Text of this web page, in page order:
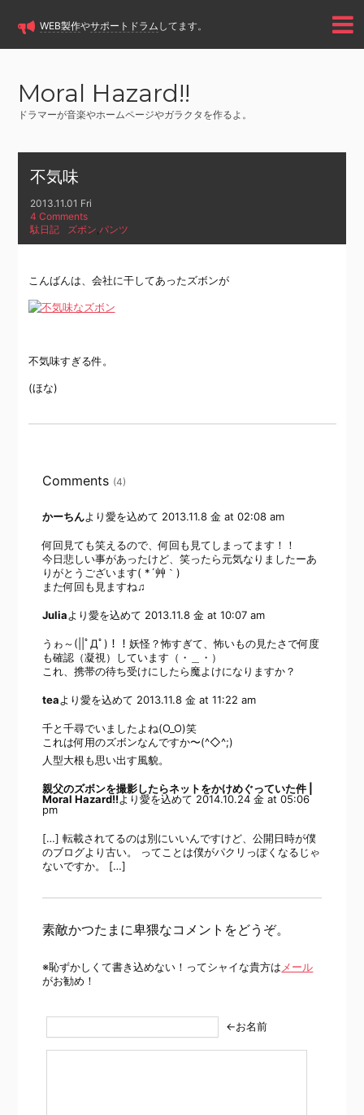
WEB製作やサポートドラム してます。
Moral Hazard!!
ドラマーが音楽やホームページやガラクタを作るよ。
不気味
2013.11.01 Fri
4 Comments
駄日記
ズボン,パンツ
こんばんは、会社に干してあったズボンが
不気味すぎる件。
(ほな)
Comments (4)
かーちんより愛を込めて 2013.11.8 金 at 02:08 am
何回見ても笑えるので、何回も見てしまってます！！
今日悲しい事があったけど、笑ったら元気なりましたーあ
りがとうございます( *´艸｀)
また何回も見ますね♫
Juliaより愛を込めて 2013.11.8 金 at 10:07 am
うゎ～(||ﾟДﾟ)！！妖怪？怖すぎて、怖いもの見たさで何度
も確認（凝視）しています（・＿・）
これ、携帯の待ち受けにしたら魔よけになりますか？
teaより愛を込めて 2013.11.8 金 at 11:22 am
千と千尋でいましたよね(O_O)笑
これは何用のズボンなんですか〜(^◇^;)
人型大根も思い出す風貌。
親父のズボンを撮影したらネットをかけめぐっていた件 |
Moral Hazard!!より愛を込めて 2014.10.24 金 at 05:06
pm
[…] 転載されてるのは別にいいんですけど、公開日時が僕
のブログより古い。 ってことは僕がパクリっぽくなるじゃ
ないですか。 […]
素敵かつたまに卑猥なコメントをどうぞ。
※恥ずかしくて書き込めない！ってシャイな貴方は メール
がお勧め！
←お名前